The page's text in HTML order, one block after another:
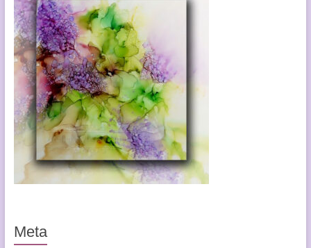
Meta